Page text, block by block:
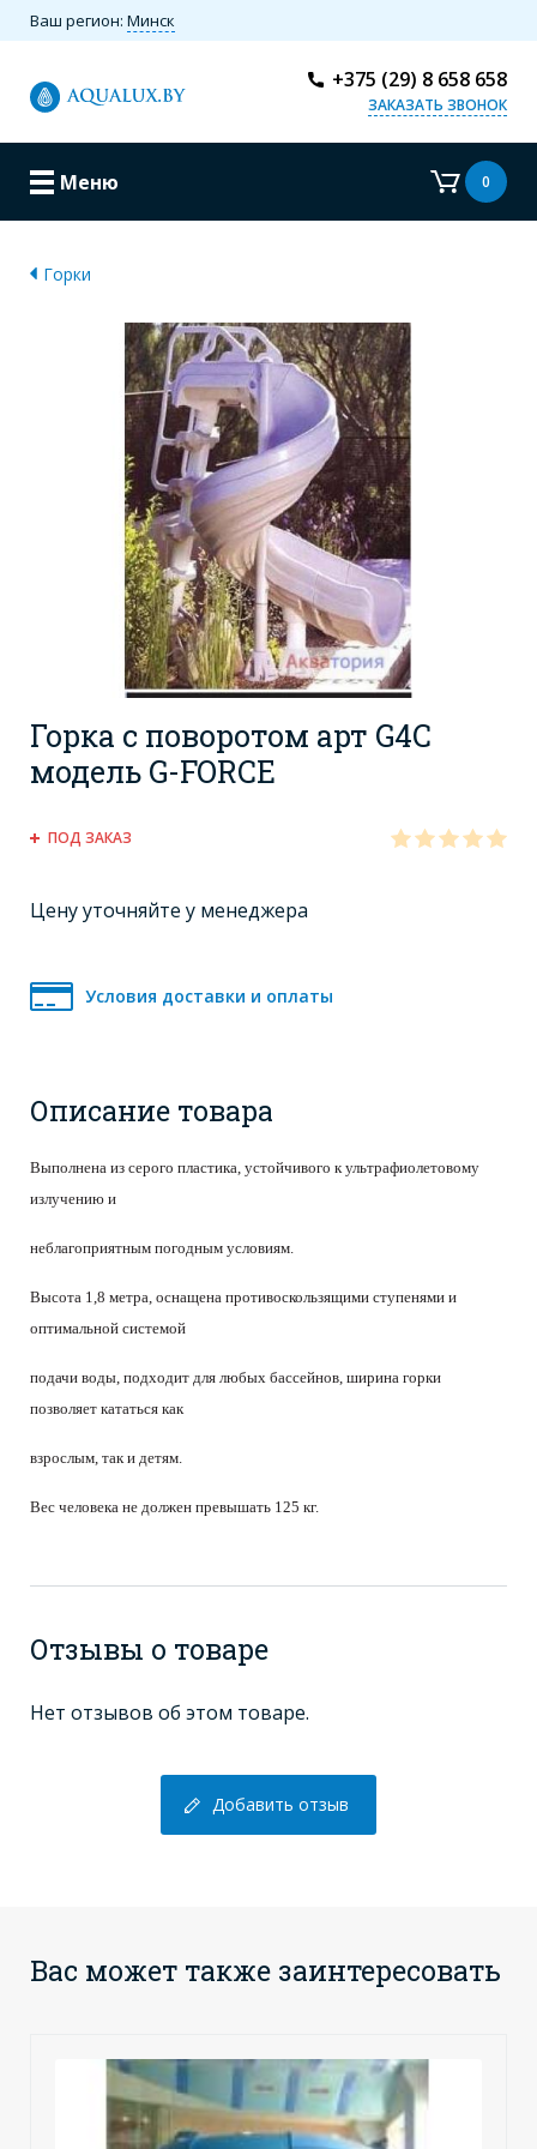
Ваш регион: Минск
+375 (29) 8 658 658
ЗАКАЗАТЬ ЗВОНОК
Меню 0
Горки
Горка с поворотом арт G4C
модель G-FORCE
ПОД ЗАКАЗ
Цену уточняйте у менеджера
Условия доставки и оплаты
Описание товара
Выполнена из серого пластика, устойчивого к ультрафиолетовому
излучению и
неблагоприятным погодным условиям.
Высота 1,8 метра, оснащена противоскользящими ступенями и
оптимальной системой
подачи воды, подходит для любых бассейнов, ширина горки
позволяет кататься как
взрослым, так и детям.
Вес человека не должен превышать 125 кг.
Отзывы о товаре
Нет отзывов об этом товаре.
Добавить отзыв
Вас может также заинтересовать